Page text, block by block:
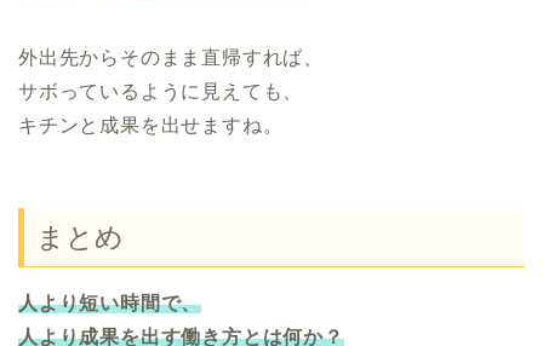
外出先からそのまま直帰すれば、
サボっているように見えても、
キチンと成果を出せますね。
まとめ
人より短い時間で、
人より成果を出す働き方とは何か？